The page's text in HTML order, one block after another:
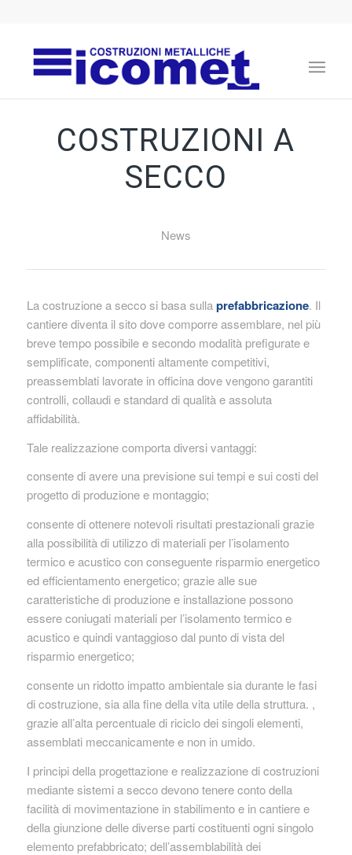
COSTRUZIONI A
SECCO
News
La costruzione a secco si basa sullaprefabbricazione. Il
cantiere diventa il sito dove comporre assemblare, nel più
breve tempo possibile e secondo modalità prefigurate e
semplificate, componenti altamente competitivi,
preassemblati lavorate in officina dove vengono garantiti
controlli, collaudi e standard di qualità e assoluta
affidabilità.
Tale realizzazione comporta diversi vantaggi:
consente di avere una previsione sui tempi e sui costi del
progetto di produzione e montaggio;
consente di ottenere notevoli risultati prestazionali grazie
alla possibilità di utilizzo di materiali per l’isolamento
termico e acustico con conseguente risparmio energetico
ed efficientamento energetico; grazie alle sue
caratteristiche di produzione e installazione possono
essere coniugati materiali per l’isolamento termico e
acustico e quindi vantaggioso dal punto di vista del
risparmio energetico;
consente un ridotto impatto ambientale sia durante le fasi
di costruzione, sia alla fine della vita utile della struttura. ,
grazie all’alta percentuale di riciclo dei singoli elementi,
assemblati meccanicamente e non in umido.
I principi della progettazione e realizzazione di costruzioni
mediante sistemi a secco devono tenere conto della
facilità di movimentazione in stabilimento e in cantiere e
della giunzione delle diverse parti costituenti ogni singolo
elemento prefabbricato; dell’assemblabilità dei